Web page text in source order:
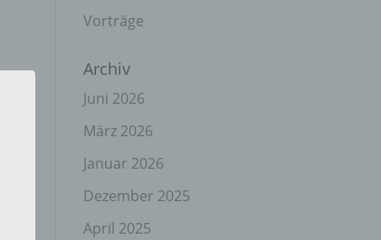
Vorträge
Archiv
Juni 2026
März 2026
Januar 2026
Dezember 2025
April 2025